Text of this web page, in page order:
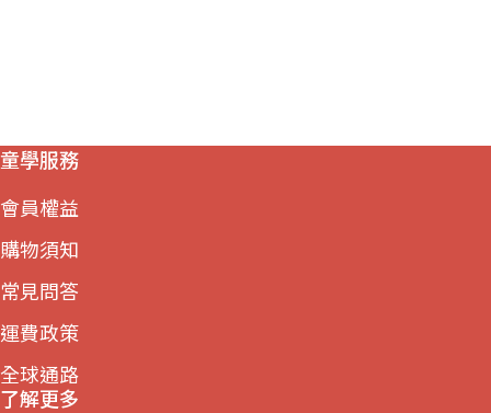
童學服務
會員權益
購物須知
常見問答
運費政策
全球通路
了解更多